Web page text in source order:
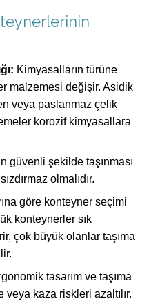
Kimyasalların türüne
malzemesi değişir. Asidik
veya paslanmaz çelik
korozif kimyasallara
güvenli şekilde taşınması
olmalıdır.
göre konteyner seçimi
konteynerler sık
çok büyük olanlar taşıma
tasarım ve taşıma
veya kaza riskleri azaltılır.